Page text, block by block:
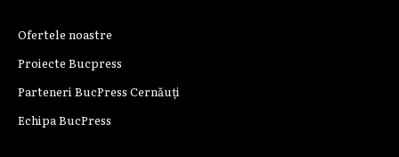
Ofertele noastre
Proiecte Bucpress
Parteneri BucPress Cernăuți
Echipa BucPress